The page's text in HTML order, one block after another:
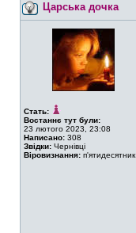
Царська дочка
Стать:
Востаннє тут були:
23 лютого 2023, 23:08
Написано: 308
Звідки: Чернівці
Віровизнання: п'ятидесятник